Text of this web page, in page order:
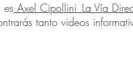
Axel Cipollini_La Vía
tanto videos